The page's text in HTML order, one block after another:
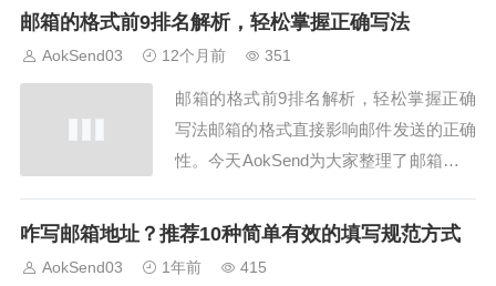
哎呀，快来看看吧！方式一：使用标准字
邮箱检测工具，保证格式正确。方式二...
邮箱的格式前9排名解析，轻松掌握正确写法
AokSend03 12个月前 351
邮箱的格式前9排名解析，轻松掌握正确
写法邮箱的格式直接影响邮件发送的正确
性。今天AokSend为大家整理了邮箱的格
确写法，哎呀，千万别再写错了哦！排名
咋写邮箱地址？推荐10种简单有效的填写规范方式
AokSend03 1年前 415